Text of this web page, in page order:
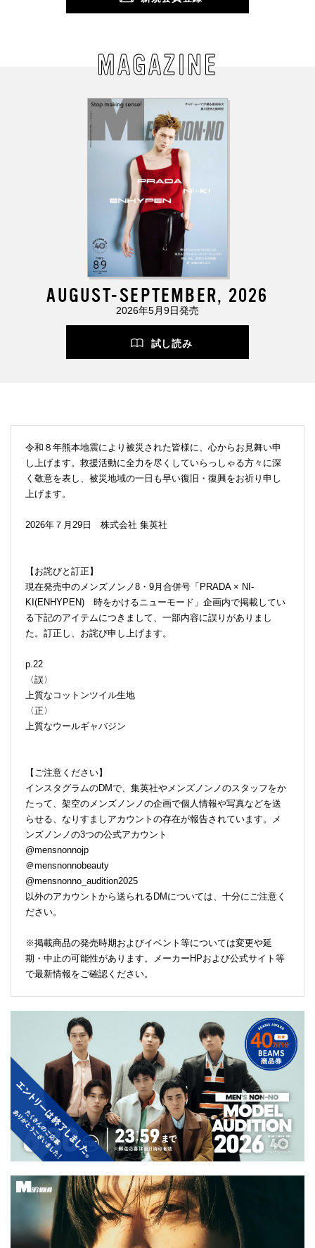
MAGAZINE
AUGUST-SEPTEMBER, 2026
2026年5月9日発売
試し読み
令和８年熊本地震により被災された皆様に、心からお見舞い申
し上げます。救援活動に全力を尽くしていらっしゃる方々に深
く敬意を表し、被災地域の一日も早い復旧・復興をお祈り申し
上げます。
2026年７月29日 株式会社 集英社
【お詫びと訂正】
現在発売中のメンズノンノ8・9月合併号「PRADA × NI-
KI(ENHYPEN) 時をかけるニューモード」企画内で掲載してい
る下記のアイテムにつきまして、一部内容に誤りがありまし
た。訂正し、お詫び申し上げます。
p.22
〈誤〉
上質なコットンツイル生地
〈正〉
上質なウールギャバジン
【ご注意ください】
インスタグラムのDMで、集英社やメンズノンノのスタッフをか
たって、架空のメンズノンノの企画で個人情報や写真などを送
らせる、なりすましアカウントの存在が報告されています。メ
ンズノンノの3つの公式アカウント
@mensnonnojp
＠mensnonnobeauty
@mensnonno_audition2025
以外のアカウントから送られるDMについては、十分にご注意く
ださい。
※掲載商品の発売時期およびイベント等については変更や延
期・中止の可能性があります。メーカーHPおよび公式サイト等
で最新情報をご確認ください。